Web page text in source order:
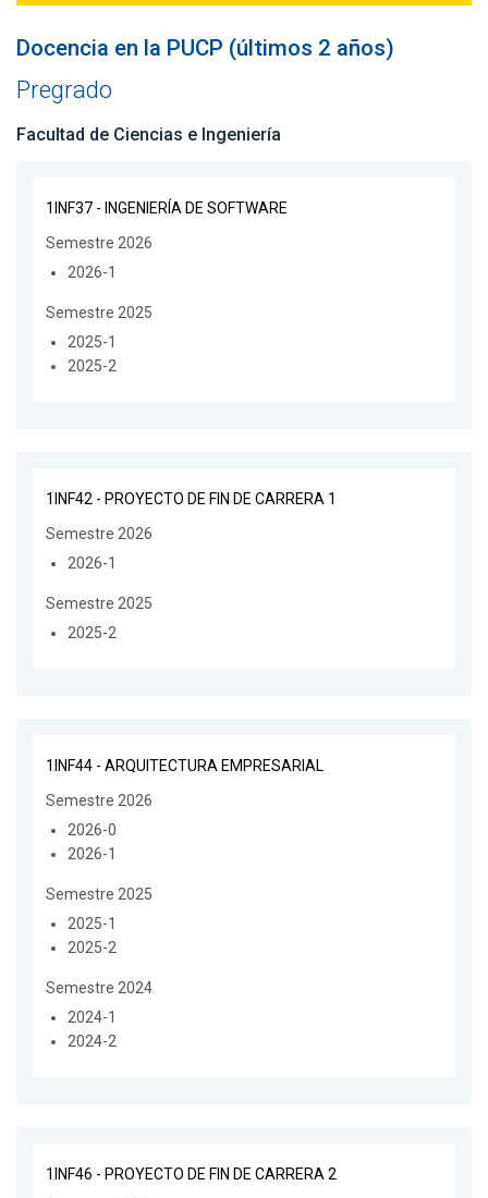
Docencia en la PUCP (últimos 2 años)
Pregrado
Facultad de Ciencias e Ingeniería
1INF37 - INGENIERÍA DE SOFTWARE
Semestre 2026
2026-1
Semestre 2025
2025-1
2025-2
1INF42 - PROYECTO DE FIN DE CARRERA 1
Semestre 2026
2026-1
Semestre 2025
2025-2
1INF44 - ARQUITECTURA EMPRESARIAL
Semestre 2026
2026-0
2026-1
Semestre 2025
2025-1
2025-2
Semestre 2024
2024-1
2024-2
1INF46 - PROYECTO DE FIN DE CARRERA 2